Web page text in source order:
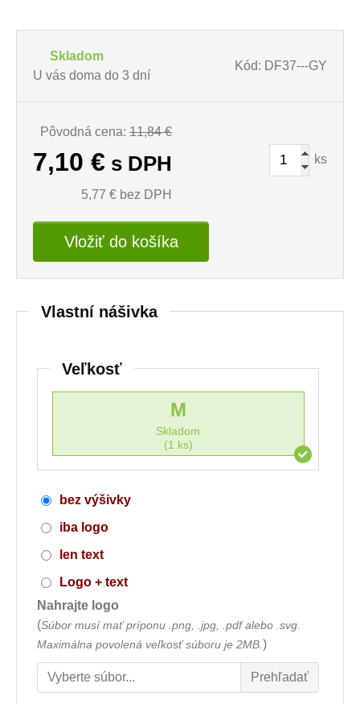
Skladom
U vás doma do 3 dní
Kód: DF37---GY
Pôvodná cena: 11,84 €
7,10 € s DPH
5,77 € bez DPH
ks
Vložiť do košíka
Vlastní nášivka
Veľkosť
M
Skladom
(1 ks)
bez výšivky
iba logo
len text
Logo + text
Nahrajte logo
(Súbor musí mať príponu .png, .jpg, .pdf alebo .svg.
Maximálna povolená veľkosť súboru je 2MB. )